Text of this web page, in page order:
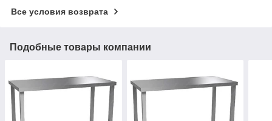
Все условия возврата
Подобные товары компании